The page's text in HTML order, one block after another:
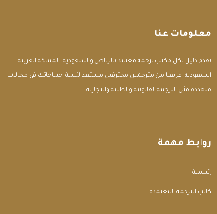
معلومات عنا
تقدم دليل لكل مكتب ترجمة معتمد بالرياض والسعودية، المملكة العربية
السعودية. فريقنا من مترجمين محترفين مستعد لتلبية احتياجاتك في مجالات
متعددة مثل الترجمة القانونية والطبية والتجارية.
روابط مهمة
الرئيسية
مكاتب الترجمة المعتمدة